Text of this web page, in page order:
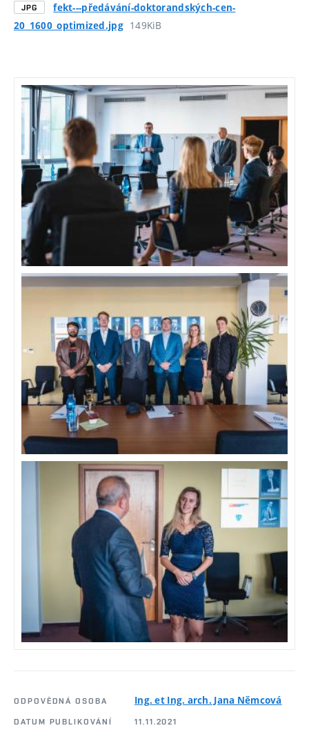
JPG
fekt---předávání-doktorandských-cen-
20_1600_optimized.jpg 149KiB
ODPOVĚDNÁ OSOBA Ing. et Ing. arch. Jana Němcová
DATUM PUBLIKOVÁNÍ 11.11.2021